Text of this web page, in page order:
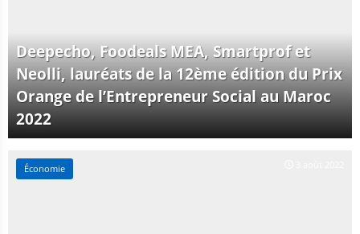
Deepecho, Foodeals MEA, Smartprof et
Neolli, lauréats de la 12ème édition du Prix
Orange de l’Entrepreneur Social au Maroc
2022
Économie